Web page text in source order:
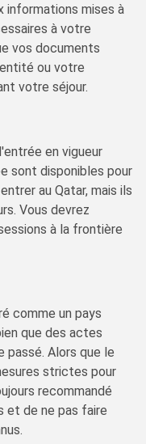
informations mises à
à votre
vos documents
ou votre
votre séjour.
en vigueur
sont disponibles pour
au Qatar, mais ils
Vous devrez
à la frontière
comme un pays
que des actes
passé. Alors que le
strictes pour
recommandé
et de ne pas faire